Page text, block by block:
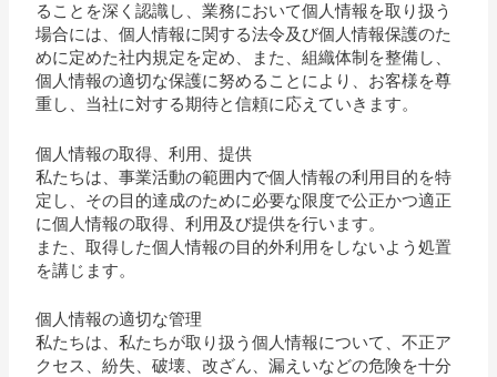
ることを深く認識し、業務において個人情報を取り扱う
場合には、個人情報に関する法令及び個人情報保護のた
めに定めた社内規定を定め、また、組織体制を整備し、
個人情報の適切な保護に努めることにより、お客様を尊
重し、当社に対する期待と信頼に応えていきます。
個人情報の取得、利用、提供
私たちは、事業活動の範囲内で個人情報の利用目的を特
定し、その目的達成のために必要な限度で公正かつ適正
に個人情報の取得、利用及び提供を行います。
また、取得した個人情報の目的外利用をしないよう処置
を講じます。
個人情報の適切な管理
私たちは、私たちが取り扱う個人情報について、不正ア
クセス、紛失、破壊、改ざん、漏えいなどの危険を十分